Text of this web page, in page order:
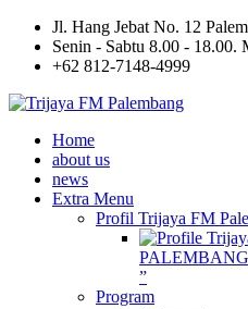
Jl. Hang Jebat No. 12
Senin - Sabtu 8.00 -
+62 812-7148-4999
Home
about us
news
Extra Menu
Profil Trijaya FM
”
Program